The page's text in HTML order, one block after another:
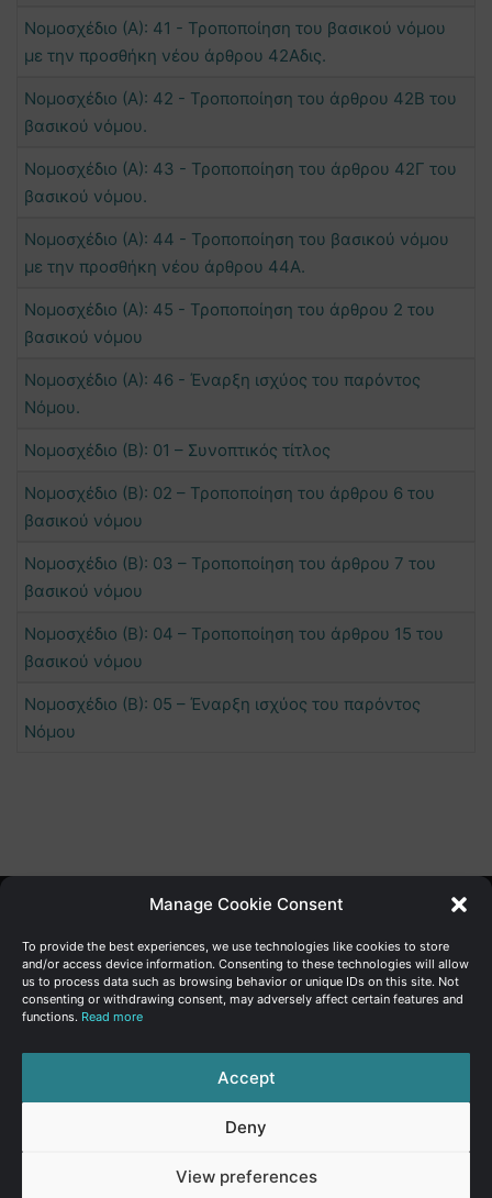
Manage Cookie Consent
To provide the best experiences, we use technologies like cookies to store
and/or access device information. Consenting to these technologies will allow
us to process data such as browsing behavior or unique IDs on this site. Not
consenting or withdrawing consent, may adversely affect certain features and
functions. Read more
Accept
Deny
View preferences
Νομοσχέδιο (Α): 41 - Τροποποίηση του βασικού νόμου
με την προσθήκη νέου άρθρου 42Αδις.
Νομοσχέδιο (Α): 42 - Τροποποίηση του άρθρου 42Β του
βασικού νόμου.
Νομοσχέδιο (Α): 43 - Τροποποίηση του άρθρου 42Γ του
βασικού νόμου.
Νομοσχέδιο (Α): 44 - Τροποποίηση του βασικού νόμου
με την προσθήκη νέου άρθρου 44Α.
Νομοσχέδιο (Α): 45 - Τροποποίηση του άρθρου 2 του
βασικού νόμου
Νομοσχέδιο (Α): 46 - Έναρξη ισχύος του παρόντος
Νόμου.
Νομοσχέδιο (Β): 01 – Συνοπτικός τίτλος
Νομοσχέδιο (Β): 02 – Τροποποίηση του άρθρου 6 του
βασικού νόμου
Νομοσχέδιο (Β): 03 – Τροποποίηση του άρθρου 7 του
βασικού νόμου
Νομοσχέδιο (Β): 04 – Τροποποίηση του άρθρου 15 του
βασικού νόμου
Νομοσχέδιο (Β): 05 – Έναρξη ισχύος του παρόντος
Νόμου
Γενική Διεύθυνση Ανάπτυξης
Υπουργείο Οικονομικών | Κυπριακή Δημοκρατία
Ιστ:
| Terms of use | Privacy Policy